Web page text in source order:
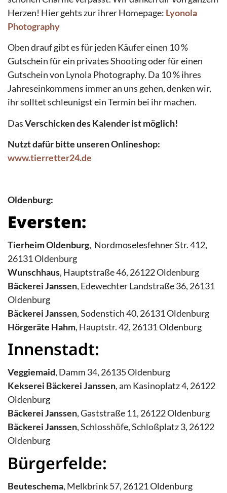
Herzen! Hier gehts zur ihrer Homepage: Lyonola
Photography
Oben drauf gibt es für jeden Käufer einen 10 %
Gutschein für ein privates Shooting oder für einen
Gutschein von Lynola Photography. Da 10 % ihres
Jahreseinkommens immer an uns gehen, denken wir,
ihr solltet schleunigst ein Termin bei ihr machen.
DasVerschicken des Kalender ist möglich!
Nutzt dafür bitte unseren Onlineshop:
www.tierretter24.de
Oldenburg:
Eversten:
Tierheim Oldenburg, Nordmoselesfehner Str. 412,
26131 Oldenburg
Wunschhaus, Hauptstraße 46, 26122 Oldenburg
Bäckerei Janssen, Edewechter Landstraße 36, 26131
Oldenburg
Bäckerei Janssen, Sodenstich 40, 26131 Oldenburg
Hörgeräte Hahm, Hauptstr. 42, 26131 Oldenburg
Innenstadt:
Veggiemaid, Damm 34, 26135 Oldenburg
Kekserei Bäckerei Janssen, am Kasinoplatz 4, 26122
Oldenburg
Bäckerei Janssen, Gaststraße 11, 26122 Oldenburg
Bäckerei Janssen, Schlosshöfe, Schloßplatz 3, 26122
Oldenburg
Bürgerfelde:
Beuteschema, Melkbrink 57, 26121 Oldenburg